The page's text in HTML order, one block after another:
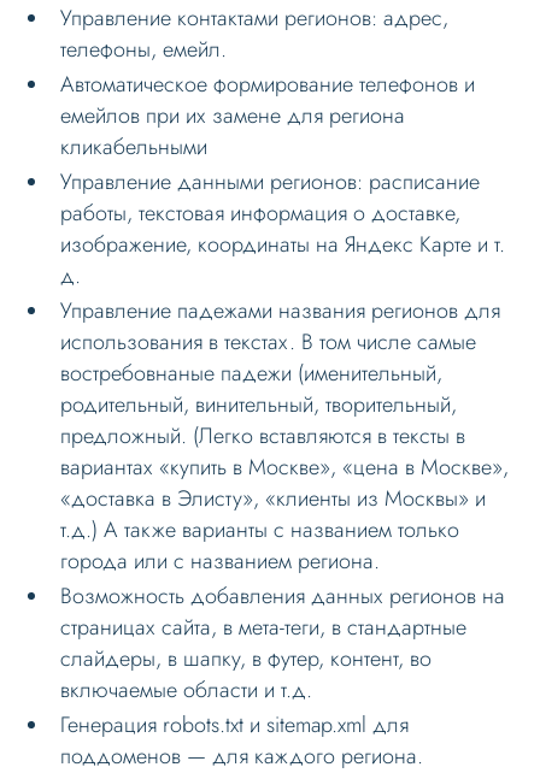
Оформление контента
Слайдер
Мультирегиональность
Возможности
Настройка решения
Настройка на хостинге
Основные теги
Настройка данных
Настройка Sitemap
Настройка robots.txt
Решение проблем
Меню сайта
Блоки / секции сайта
Личный кабинет
Формы и коммуникации
SEO и оптимизация
Лендинги и посадочные страницы
Управление контактами регионов: адрес,
телефоны, емейл.
Автоматическое формирование телефонов и
емейлов при их замене для региона
кликабельными
Управление данными регионов: расписание
работы, текстовая информация о доставке,
изображение, координаты на Яндекс Карте и т.
д.
Управление падежами названия регионов для
использования в текстах. В том числе самые
востребовнаные падежи (именительный,
родительный, винительный, творительный,
предложный. (Легко вставляются в тексты в
вариантах «купить в Москве», «цена в Москве»,
«доставка в Элисту», «клиенты из Москвы» и
т.д.) А также варианты с названием только
города или с названием региона.
Возможность добавления данных регионов на
страницах сайта, в мета-теги, в стандартные
слайдеры, в шапку, в футер, контент, во
включаемые области и т.д.
Генерация robots.txt и sitemap.xml для
поддоменов — для каждого региона.